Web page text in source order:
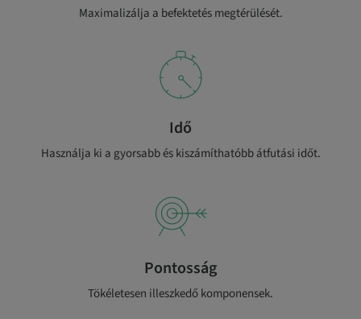
Maximalizálja a befektetés megtérülését.
Idő
Használja ki a gyorsabb és kiszámíthatóbb átfutási időt.
Pontosság
Tökéletesen illeszkedő komponensek.